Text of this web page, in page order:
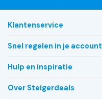
Klantenservice
Snel regelen in je account
Hulp en inspiratie
Over Steigerdeals